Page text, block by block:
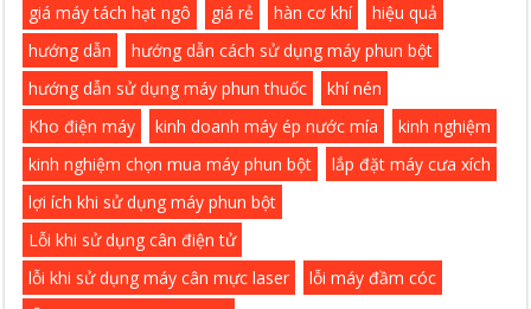
giá máy tách hạt ngô
giá rẻ hàn cơ khí
hiệu quả
hướng dẫn
hướng dẫn cách sử dụng máy phun bột
hướng dẫn sử dụng máy phun thuốc
khí nén
Kho điện máy
kinh doanh máy ép nước mía
kinh nghiệm
kinh nghiệm chọn mua máy phun bột
lắp đặt máy cưa xích
lợi ích khi sử dụng máy phun bột
Lỗi khi sử dụng cân điện tử
lỗi khi sử dụng máy cân mực laser
lỗi máy đầm cóc